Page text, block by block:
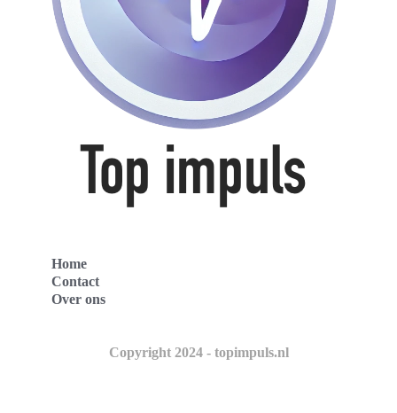
Home
Contact
Over ons
Copyright 2024 - topimpuls.nl